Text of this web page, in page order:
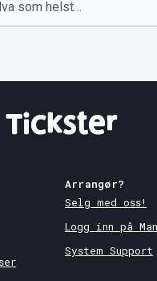
Arrangør?
Selg med oss!
Logg inn på
System Support